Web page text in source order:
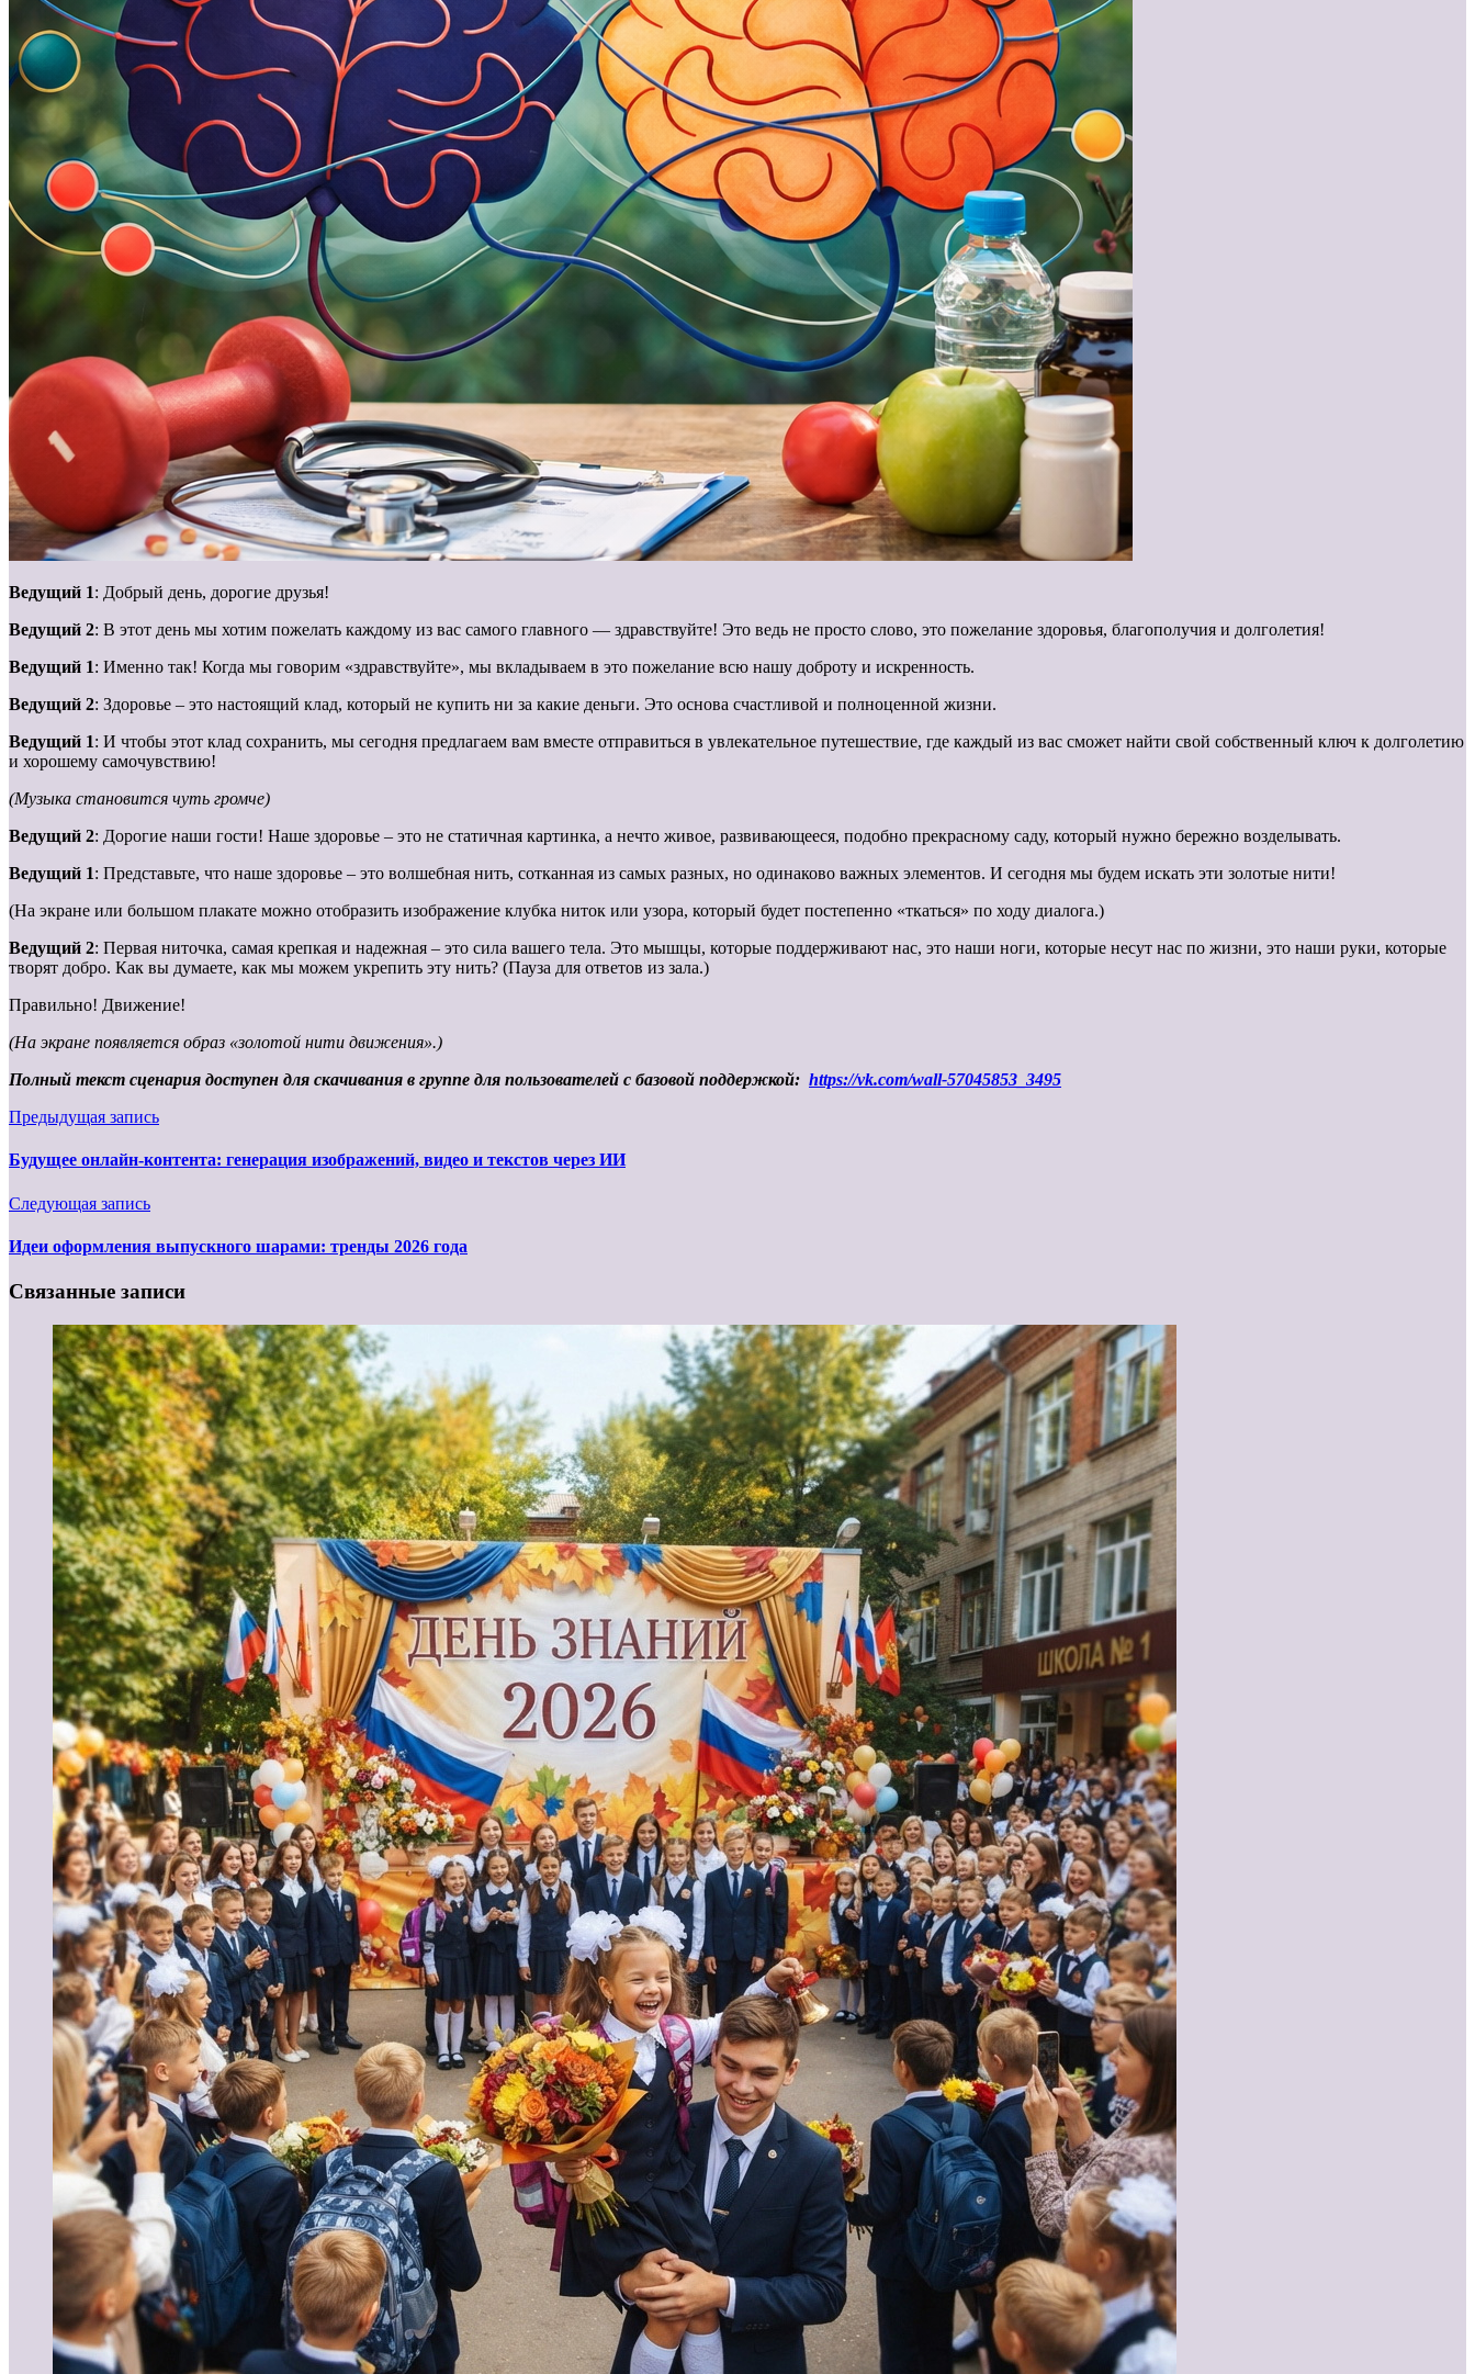
Ведущий 1: Добрый день, дорогие друзья!
Ведущий 2: В этот день мы хотим пожелать каждому из вас самого главного — здравствуйте! Это ведь не просто слово, это пожелание здоровья, благополучия и долголетия!
Ведущий 1: Именно так! Когда мы говорим «здравствуйте», мы вкладываем в это пожелание всю нашу доброту и искренность.
Ведущий 2: Здоровье – это настоящий клад, который не купить ни за какие деньги. Это основа счастливой и полноценной жизни.
Ведущий 1: И чтобы этот клад сохранить, мы сегодня предлагаем вам вместе отправиться в увлекательное путешествие, где каждый из вас сможет найти свой собственный ключ к долголетию
и хорошему самочувствию!
(Музыка становится чуть громче)
Ведущий 2: Дорогие наши гости! Наше здоровье – это не статичная картинка, а нечто живое, развивающееся, подобно прекрасному саду, который нужно бережно возделывать.
Ведущий 1: Представьте, что наше здоровье – это волшебная нить, сотканная из самых разных, но одинаково важных элементов. И сегодня мы будем искать эти золотые нити!
(На экране или большом плакате можно отобразить изображение клубка ниток или узора, который будет постепенно «ткаться» по ходу диалога.)
Ведущий 2: Первая ниточка, самая крепкая и надежная – это сила вашего тела. Это мышцы, которые поддерживают нас, это наши ноги, которые несут нас по жизни, это наши руки, которые
творят добро. Как вы думаете, как мы можем укрепить эту нить? (Пауза для ответов из зала.)
Правильно! Движение!
(На экране появляется образ «золотой нити движения».)
Полный текст сценария доступен для скачивания в группе для пользователей с базовой поддержкой: https://vk.com/wall-57045853_3495
Предыдущая запись
Будущее онлайн-контента: генерация изображений, видео и текстов через ИИ
Следующая запись
Идеи оформления выпускного шарами: тренды 2026 года
Связанные записи